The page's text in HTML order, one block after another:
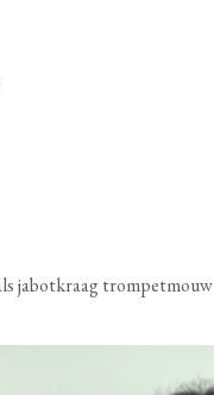
jabotkraag trompetmouw